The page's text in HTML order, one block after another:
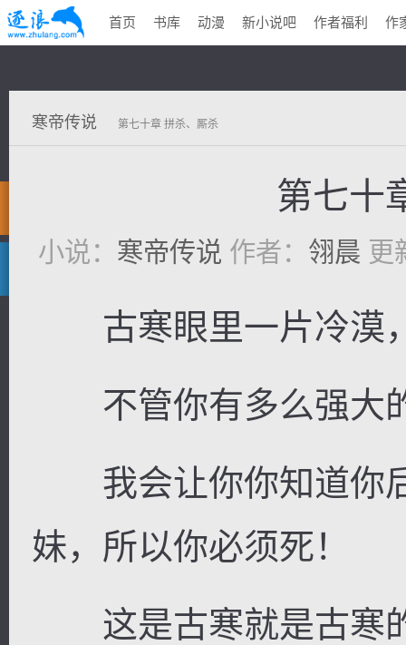
逐浪小说
首页 书库 动漫 新小说吧 作者福利 作
寒帝传说 第七十章 拼杀、厮杀
第七十
小说： 寒帝传说 作者： 翎晨 更
古寒眼里一片冷漠
不管你有多么强大
我会让你你知道你
妹，所以你必须死！
这是古寒就是古寒